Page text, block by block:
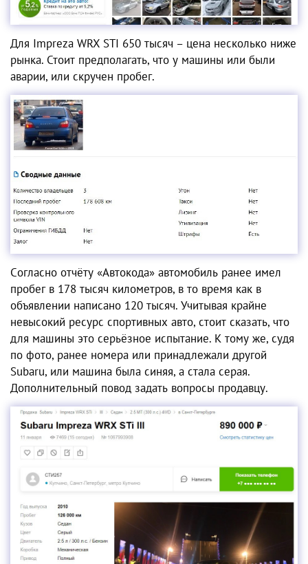
Для Impreza WRX STI 650 тысяч – цена несколько ниже
рынка. Стоит предполагать, что у машины или были
аварии, или скручен пробег.
Cогласно отчёту «Автокода» автомобиль ранее имел
пробег в 178 тысяч километров, в то время как в
объявлении написано 120 тысяч. Учитывая крайне
невысокий ресурс спортивных авто, стоит сказать, что
для машины это серьёзное испытание. К тому же, судя
по фото, ранее номера или принадлежали другой
Subaru, или машина была синяя, а стала серая.
Дополнительный повод задать вопросы продавцу.